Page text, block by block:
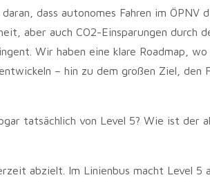
dass autonomes Fahren im ÖPNV
aber auch CO2-Einsparungen durch
Wir haben eine klare Roadmap,
– hin zu dem großen Ziel, den
tatsächlich von Level 5? Wie ist der
abzielt. Im Linienbus macht Level 5